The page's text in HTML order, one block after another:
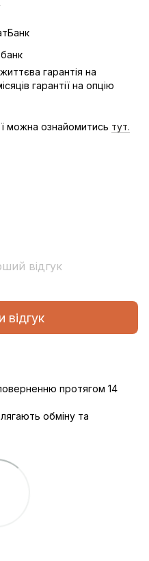
гарантія на
гарантії на опцію
можна ознайомитись тут.
відгук
відгук
протягом 14
обміну та